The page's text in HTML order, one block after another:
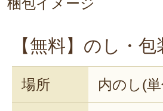
味噌を落とさずに加
トを敷くのがおすす
きますよ。ぜひ、お
梱包イメージ
【無料】のし・
場所 内のし(